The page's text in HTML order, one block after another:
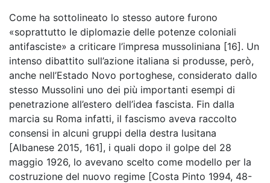
Come ha sottolineato lo stesso autore furono
«soprattutto le diplomazie delle potenze coloniali
antifasciste» a criticare l’impresa mussoliniana [16]. Un
intenso dibattito sull’azione italiana si produsse, però,
anche nell’Estado Novo portoghese, considerato dallo
stesso Mussolini uno dei più importanti esempi di
penetrazione all’estero dell’idea fascista. Fin dalla
marcia su Roma infatti, il fascismo aveva raccolto
consensi in alcuni gruppi della destra lusitana
[Albanese 2015, 161], i quali dopo il golpe del 28
maggio 1926, lo avevano scelto come modello per la
costruzione del nuovo regime [Costa Pinto 1994, 48-